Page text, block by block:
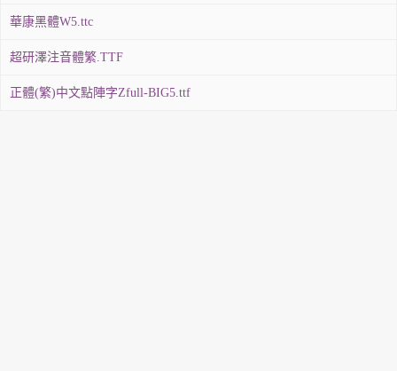
華康黑體W5.ttc
超研澤注音體繁.TTF
正體(繁)中文點陣字Zfull-BIG5.ttf